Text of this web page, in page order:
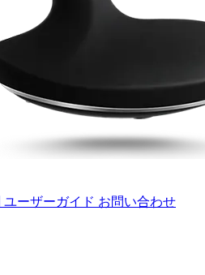
ユーザーガイド お問い合わせ